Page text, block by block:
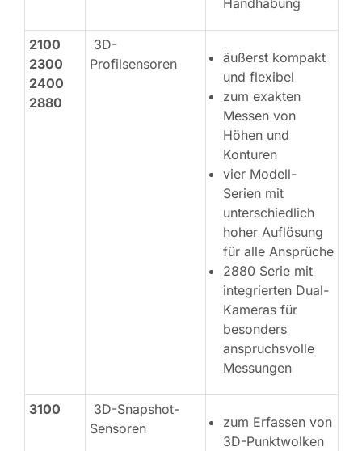
Handhabung
2100
2300
2400
2880
3D-
Profilsensoren
äußerst kompakt
und flexibel
zum exakten
Messen von
Höhen und
Konturen
vier Modell-
Serien mit
unterschiedlich
hoher Auflösung
für alle Ansprüche
2880 Serie mit
integrierten Dual-
Kameras für
besonders
anspruchsvolle
Messungen
3100
3D-Snapshot-
Sensoren
zum Erfassen von
3D-Punktwolken